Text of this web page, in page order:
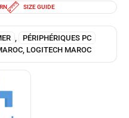
SIZE GUIDE
PÉRIPHÉRIQUES PC
LOGITECH MAROC